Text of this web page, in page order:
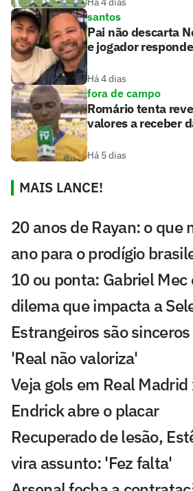
santos
Pai não descarta
e jogador
Há 4 dias
fora de campo
Romário tenta
valores a receber
Há 5 dias
MAIS LANCE!
20 anos de Rayan: o que
ano para o prodígio
10 ou ponta: Gabriel
dilema que impacta a
Estrangeiros são
'Real não valoriza'
Veja gols em Real
Endrick abre o placar
Recuperado de lesão,
vira assunto: 'Fez falta'